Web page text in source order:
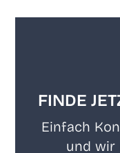
FINDE
Ein­fach
und wir